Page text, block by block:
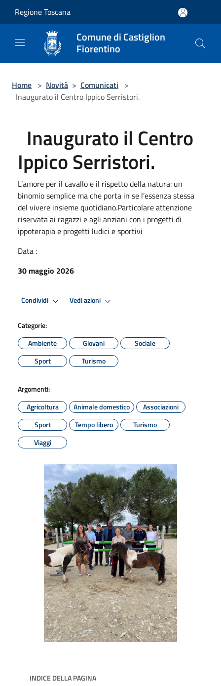
Regione Toscana
Comune di Castiglion
Fiorentino
Home > Novità > Comunicati >
Inaugurato il Centro Ippico Serristori.
Inaugurato il Centro
Ippico Serristori.
L’amore per il cavallo e il rispetto della natura: un
binomio semplice ma che porta in se l’essenza stessa
del vivere insieme quotidiano.Particolare attenzione
riservata ai ragazzi e agli anziani con i progetti di
ippoterapia e progetti ludici e sportivi
Data :
30 maggio 2026
Condividi Vedi azioni
Categorie:
Ambiente
Giovani
Sociale
Sport
Turismo
Argomenti:
Agricoltura
Animale domestico
Associazioni
Sport
Tempo libero
Turismo
Viaggi
INDICE DELLA PAGINA